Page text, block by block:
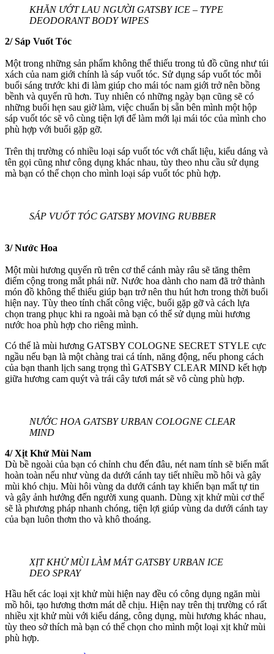
KHĂN ƯỚT LAU NGƯỜI GATSBY ICE – TYPE
DEODORANT BODY WIPES
2/ Sáp Vuốt Tóc
Một trong những sản phẩm không thể thiếu trong tủ đồ cũng như túi
xách của nam giới chính là sáp vuốt tóc. Sử dụng sáp vuốt tóc mỗi
buổi sáng trước khi đi làm giúp cho mái tóc nam giới trở nên bồng
bềnh và quyến rũ hơn. Tuy nhiên có những ngày bạn cũng sẽ có
những buổi hẹn sau giờ làm, việc chuẩn bị sẵn bên mình một hộp
sáp vuốt tóc sẽ vô cùng tiện lợi để làm mới lại mái tóc của mình cho
phù hợp với buổi gặp gỡ.
Trên thị trường có nhiều loại sáp vuốt tóc với chất liệu, kiểu dáng và
tên gọi cũng như công dụng khác nhau, tùy theo nhu cầu sử dụng
mà bạn có thể chọn cho mình loại sáp vuốt tóc phù hợp.
SÁP VUỐT TÓC GATSBY MOVING RUBBER
3/ Nước Hoa
Một mùi hương quyến rũ trên cơ thể cánh mày râu sẽ tăng thêm
điểm cộng trong mắt phái nữ. Nước hoa dành cho nam đã trở thành
món đồ không thể thiếu giúp bạn trở nên thu hút hơn trong thời buổi
hiện nay. Tùy theo tính chất công việc, buổi gặp gỡ và cách lựa
chọn trang phục khi ra ngoài mà bạn có thể sử dụng mùi hương
nước hoa phù hợp cho riêng mình.
Có thể là mùi hương GATSBY COLOGNE SECRET STYLE cực
ngầu nếu bạn là một chàng trai cá tính, năng động, nếu phong cách
của bạn thanh lịch sang trọng thì GATSBY CLEAR MIND kết hợp
giữa hương cam quýt và trái cây tươi mát sẽ vô cùng phù hợp.
NƯỚC HOA GATSBY URBAN COLOGNE CLEAR
MIND
4/ Xịt Khử Mùi Nam
Dù bề ngoài của bạn có chỉnh chu đến đâu, nét nam tính sẽ biến mất
hoàn toàn nếu như vùng da dưới cánh tay tiết nhiều mồ hôi và gây
mùi khó chịu. Mùi hôi vùng da dưới cánh tay khiến bạn mất tự tin
và gây ảnh hưởng đến người xung quanh. Dùng xịt khử mùi cơ thể
sẽ là phương pháp nhanh chóng, tiện lợi giúp vùng da dưới cánh tay
của bạn luôn thơm tho và khô thoáng.
XỊT KHỬ MÙI LÀM MÁT GATSBY URBAN ICE
DEO SPRAY
Hầu hết các loại xịt khử mùi hiện nay đều có công dụng ngăn mùi
mồ hôi, tạo hương thơm mát dễ chịu. Hiện nay trên thị trường có rất
nhiều xịt khử mùi với kiểu dáng, công dụng, mùi hương khác nhau,
tùy theo sở thích mà bạn có thể chọn cho mình một loại xịt khử mùi
phù hợp.